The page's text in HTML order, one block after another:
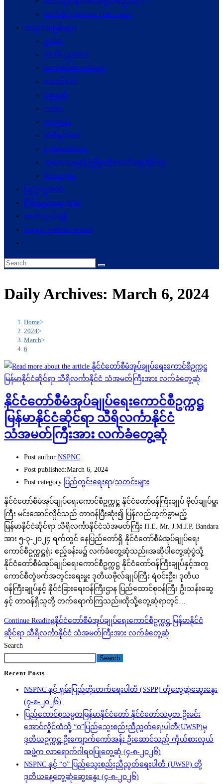
ဆက်စပ် Website URLs များ
အရင်းအမြစ်များ
ဥပဒေ
အသိပညာပေး
ဆက်စပ်စာအုပ်များ
ဆောင်းပါး
ဝတ္ထုတို
ကဗျာ
ကာတွန်း
အစီရင်ခံစာ
E-Newsletters
သုတေသနနှင့်ဖွံ့ဖြိုးတိုးတက်ရေးဆိုင်ရာ
Acronyms
ပြည်သူ့အသံ
ငြိမ်းချမ်းရေး Wiki
ဆက်သွယ်ရန်
Toggle website search
Daily Archives: March 6, 2024
Home>
2024>
March>
6
နိုင်ငံတော်စီမံအုပ်ချုပ်ရေးကောင်စီဥက္ကဋ္ဌ
မြန်မာနိုင်ငံဆိုင်ရာ သီရိလင်္ကာနိုင်ငံ
သံအမတ်ကြီးအား လက်ခံတွေ့ဆုံ
Post author:NSPNC
Post published:March 6, 2024
Post category: ပြည်တွင်းရေးရာ/သတင်းများ
နိုင်ငံတော်စီမံအုပ်ချုပ်ရေးကောင်စီဥက္ကဋ္ဌ နိုင်ငံတော်ဝန်ကြီးချုပ် ဗိုလ်ချုပ်မှူး
ကြီး မင်းအောင်လှိုင်သည် တာဝန်ပြီးဆုံး၍ ပြန်လည်ထွက်ခွာမည့်
မြန်မာနိုင်ငံဆိုင်ရာ သီရိလင်္ကာနိုင်ငံသံအမတ်ကြီး H.E. Mr. J.M.J.P. Bandara
အား ၅-၃-၂၀၂၄ ရက်တွင် နေပြည်တော်ရှိ နိုင်ငံတော်စီမံအုပ်ချုပ်ရေး
ကောင်စီဥက္ကဋ္ဌရုံး ဧည့်ခန်းမ၌ လက်ခံတွေ့ဆုံသည်။အဆိုပါတွေ့ဆုံပွဲသို့
နိုင်ငံတော်စီမံအုပ်ချုပ်ရေးကောင်စီဥက္ကဋ္ဌ နိုင်ငံတော်ဝန်ကြီးချုပ်နှင့်အတူ
ကောင်စီတွဲဖက်အတွင်းရေးမှူး ဒုတိယဗိုလ်ချုပ်ကြီး ရဲဝင်းဦး၊ ဒုတိယ
ဝန်ကြီးချုပ်နှင့် နိုင်ငံခြားရေးဝန်ကြီးဌာန ပြည်ထောင်စုဝန်ကြီး ဦးသန်းဆွေ
နှင့် တာဝန်ရှိသူတို့ တက်ရောက်ကြသည်။ထိုသို့တွေ့ဆုံရာတွင်…
Continue Readingနိုင်ငံတော်စီမံအုပ်ချုပ်ရေးကောင်စီဥက္ကဋ္ဌ မြန်မာနိုင်ငံ
ဆိုင်ရာ သီရိလင်္ကာနိုင်ငံ သံအမတ်ကြီးအား လက်ခံတွေ့ဆုံ
Search
Search
Recent Posts
NSPNC နှင့် ရှမ်းပြည်တိုးတက်ရေးပါတီ (SSPP) တို့တွေ့ဆုံဆွေးနွေး
(၇-၈-၂၀၂၆)
ပြည်ထောင်စုသမ္မတမြန်မာနိုင်ငံတော် နိုင်ငံတော်သမ္မတ ဦးမင်း
အောင်လှိုင်ထံသို့ “ဝ”ပြည်သွေးစည်းညီညွတ်ရေးပါတီ(UWSP)မှ
ဒုတိယဥက္ကဋ္ဌ ဦးကျောက်ကော်အန်း ဦးဆောင်သည့် ကိုယ်စားလှယ်
အဖွဲ့က လာရောက်ဂါရဝပြုတွေ့ဆုံ (၄-၈-၂၀၂၆)
NSPNC နှင့် “ဝ” ပြည်သွေးစည်းညီညွတ်ရေးပါတီ (UWSP) တို့
ဒုတိယနေ့တွေ့ဆုံဆွေးနွေး (၄-၈-၂၀၂၆)